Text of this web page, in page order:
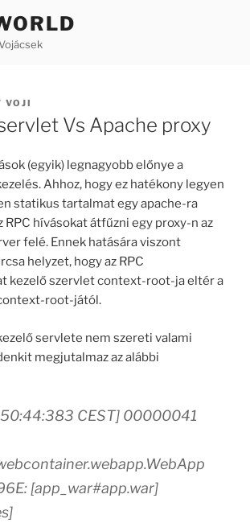
VOJI
Vs Apache proxy
(egyik) legnagyobb előnye a
Ahhoz, hogy ez hatékony legyen
statikus tartalmat egy apache-ra
RPC hívásokat átfűzni egy proxy-n az
felé. Ennek hatására viszont
helyzet, hogy az RPC
kezelő szervlet context-root-ja eltér a
root-jától.
servlete nem szereti valami
megjutalmaz az alábbi
CEST] 00000041
[app_war#app.war]